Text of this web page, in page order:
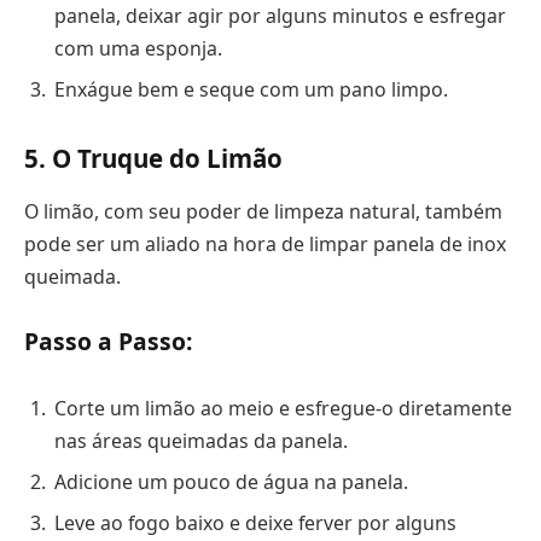
panela, deixar agir por alguns minutos e esfregar
com uma esponja.
Enxágue bem e seque com um pano limpo.
5. O Truque do Limão
O limão, com seu poder de limpeza natural, também
pode ser um aliado na hora de limpar panela de inox
queimada.
Passo a Passo:
Corte um limão ao meio e esfregue-o diretamente
nas áreas queimadas da panela.
Adicione um pouco de água na panela.
Leve ao fogo baixo e deixe ferver por alguns